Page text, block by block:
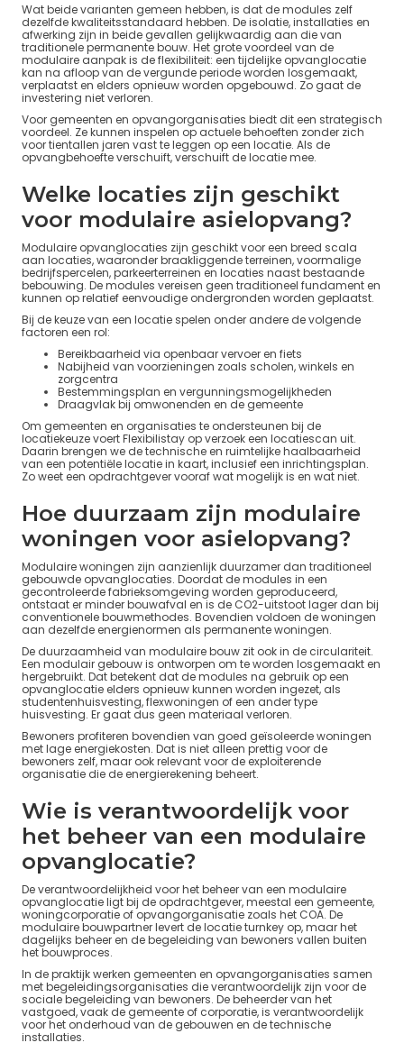
Wat beide varianten gemeen hebben, is dat de modules zelf
dezelfde kwaliteitsstandaard hebben. De isolatie, installaties en
afwerking zijn in beide gevallen gelijkwaardig aan die van
traditionele permanente bouw. Het grote voordeel van de
modulaire aanpak is de flexibiliteit: een tijdelijke opvanglocatie
kan na afloop van de vergunde periode worden losgemaakt,
verplaatst en elders opnieuw worden opgebouwd. Zo gaat de
investering niet verloren.
Voor gemeenten en opvangorganisaties biedt dit een strategisch
voordeel. Ze kunnen inspelen op actuele behoeften zonder zich
voor tientallen jaren vast te leggen op een locatie. Als de
opvangbehoefte verschuift, verschuift de locatie mee.
Welke locaties zijn geschikt
voor modulaire asielopvang?
Modulaire opvanglocaties zijn geschikt voor een breed scala
aan locaties, waaronder braakliggende terreinen, voormalige
bedrijfspercelen, parkeerterreinen en locaties naast bestaande
bebouwing. De modules vereisen geen traditioneel fundament en
kunnen op relatief eenvoudige ondergronden worden geplaatst.
Bij de keuze van een locatie spelen onder andere de volgende
factoren een rol:
Bereikbaarheid via openbaar vervoer en fiets
Nabijheid van voorzieningen zoals scholen, winkels en
zorgcentra
Bestemmingsplan en vergunningsmogelijkheden
Draagvlak bij omwonenden en de gemeente
Om gemeenten en organisaties te ondersteunen bij de
locatiekeuze voert Flexibilistay op verzoek een locatiescan uit.
Daarin brengen we de technische en ruimtelijke haalbaarheid
van een potentiële locatie in kaart, inclusief een inrichtingsplan.
Zo weet een opdrachtgever vooraf wat mogelijk is en wat niet.
Hoe duurzaam zijn modulaire
woningen voor asielopvang?
Modulaire woningen zijn aanzienlijk duurzamer dan traditioneel
gebouwde opvanglocaties. Doordat de modules in een
gecontroleerde fabrieksomgeving worden geproduceerd,
ontstaat er minder bouwafval en is de CO2-uitstoot lager dan bij
conventionele bouwmethodes. Bovendien voldoen de woningen
aan dezelfde energienormen als permanente woningen.
De duurzaamheid van modulaire bouw zit ook in de circulariteit.
Een modulair gebouw is ontworpen om te worden losgemaakt en
hergebruikt. Dat betekent dat de modules na gebruik op een
opvanglocatie elders opnieuw kunnen worden ingezet, als
studentenhuisvesting, flexwoningen of een ander type
huisvesting. Er gaat dus geen materiaal verloren.
Bewoners profiteren bovendien van goed geïsoleerde woningen
met lage energiekosten. Dat is niet alleen prettig voor de
bewoners zelf, maar ook relevant voor de exploiterende
organisatie die de energierekening beheert.
Wie is verantwoordelijk voor
het beheer van een modulaire
opvanglocatie?
De verantwoordelijkheid voor het beheer van een modulaire
opvanglocatie ligt bij de opdrachtgever, meestal een gemeente,
woningcorporatie of opvangorganisatie zoals het COA. De
modulaire bouwpartner levert de locatie turnkey op, maar het
dagelijks beheer en de begeleiding van bewoners vallen buiten
het bouwproces.
In de praktijk werken gemeenten en opvangorganisaties samen
met begeleidingsorganisaties die verantwoordelijk zijn voor de
sociale begeleiding van bewoners. De beheerder van het
vastgoed, vaak de gemeente of corporatie, is verantwoordelijk
voor het onderhoud van de gebouwen en de technische
installaties.